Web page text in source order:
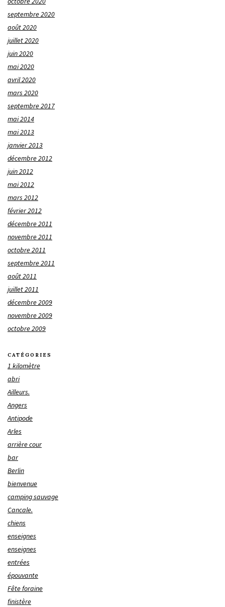
septembre 2020
août 2020
juillet 2020
juin 2020
mai 2020
avril 2020
mars 2020
septembre 2017
mai 2014
mai 2013
janvier 2013
décembre 2012
juin 2012
mai 2012
mars 2012
février 2012
décembre 2011
novembre 2011
octobre 2011
septembre 2011
août 2011
juillet 2011
décembre 2009
novembre 2009
octobre 2009
CATÉGORIES
1 kilomètre
abri
Ailleurs.
Angers
Antipode
Arles
arrière cour
bar
Berlin
bienvenue
camping sauvage
Cancale.
chiens
enseignes
enseignes
entrées
épouvante
Fête foraine
finistère